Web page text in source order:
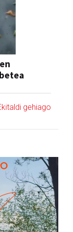
gehiago